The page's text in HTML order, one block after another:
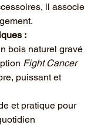
il associe
:
bois naturel gravé
Fight Cancer
puissant et
et pratique pour